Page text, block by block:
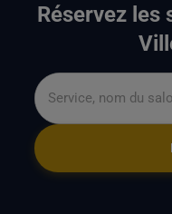
Réservez les